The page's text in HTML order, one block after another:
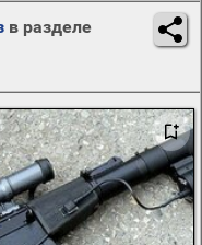
в разделе